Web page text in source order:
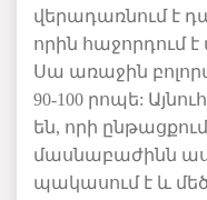
վերադառնում է
որին հաջորդում է
Սա առաջին
90-100 րոպե:
են, որի ընթացքում
մասնաբաժինն
պակասում է և